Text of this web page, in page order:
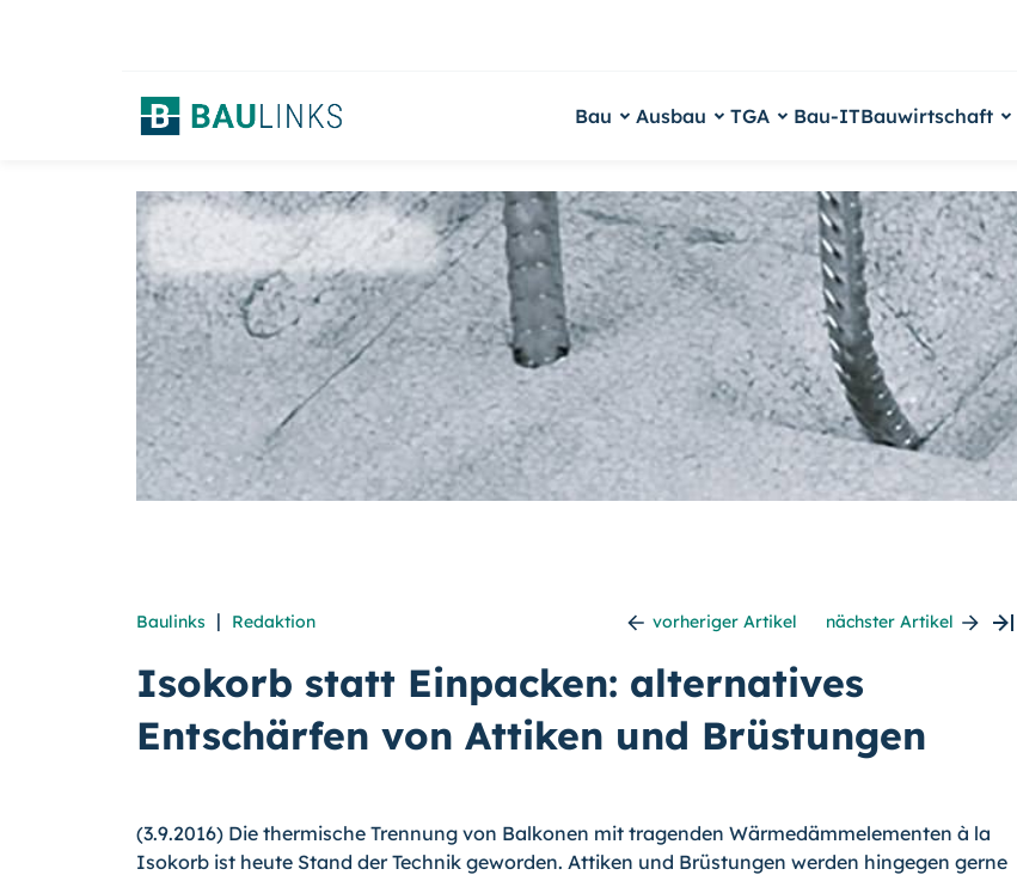
Bau Ausbau TGA Bau-ITBauwirtschaft
Baulinks | Redaktion vorheriger Artikel nächster Artikel
Isokorb statt Einpacken: alternatives
Entschärfen von Attiken und Brüstungen
(3.9.2016) Die thermische Trennung von Balkonen mit tragenden Wärmedämmelemen­ten à la
Isokorb ist heute Stand der Technik geworden. Attiken und Brüstungen wer­den hingegen gerne